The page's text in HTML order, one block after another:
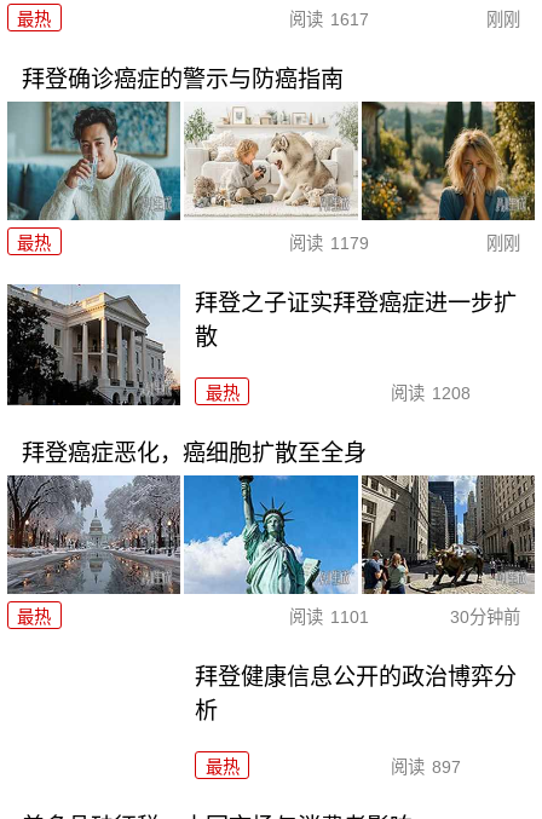
最热 阅读 1617 刚刚
拜登确诊癌症的警示与防癌指南
最热 阅读 1179 刚刚
拜登之子证实拜登癌症进一步扩
散
最热 阅读 1208
拜登癌症恶化，癌细胞扩散至全身
最热 阅读 1101 30分钟前
拜登健康信息公开的政治博弈分
析
最热 阅读 897